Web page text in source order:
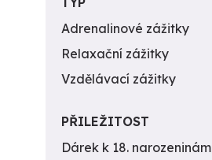
Adrenalinové zážitky
Relaxační zážitky
Vzdělávací zážitky
PŘILEŽITOST
Dárek k 18. narozeninám